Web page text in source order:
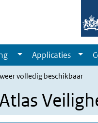
Applicaties
volledig beschikbaar